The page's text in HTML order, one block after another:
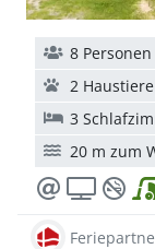
8 Personen
2 Haustiere
3
20 m zum